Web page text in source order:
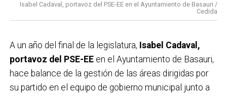
Isabel Cadaval, portavoz del PSE-EE en el Ayuntamiento de Basauri /
Cedida
A un año del final de la legislatura, Isabel Cadaval,
portavoz del PSE-EEen el Ayuntamiento de Basauri,
hace balance de la gestión de las áreas dirigidas por
su partido en el equipo de gobierno municipal junto a